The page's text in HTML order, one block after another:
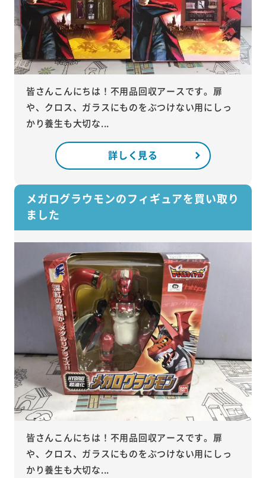
皆さんこんにちは！不用品回収アースです。扉
や、クロス、ガラスにものをぶつけない用にしっ
かり養生も大切な...
詳しく見る
メガログラウモンのフィギュアを買い取り
ました
皆さんこんにちは！不用品回収アースです。扉
や、クロス、ガラスにものをぶつけない用にしっ
かり養生も大切な...